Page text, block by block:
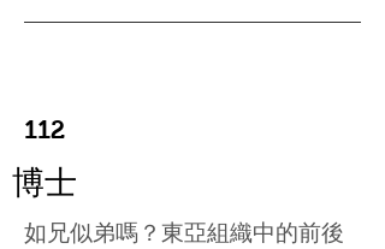
112
博士
如兄似弟嗎？東亞組織中的前後